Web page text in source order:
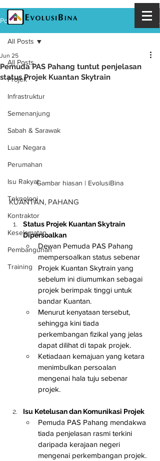
Post
All Posts
Projek
Infrastruktur
Semenanjung
Sabah & Sarawak
Luar Negara
Perumahan
Isu Rakyat
Teknologi
Kontraktor
Keselamatan
Pembangunan
Training
All Posts
Pemuda PAS Pahang tuntut penjelasan
status Projek Kuantan Skytrain
Jun 25
Gambar hiasan | EvolusiBina
KUANTAN, PAHANG
Status Projek Kuantan Skytrain
Dipersoalkan
Dewan Pemuda PAS Pahang
mempersoalkan status sebenar
Projek Kuantan Skytrain yang
sebelum ini diumumkan sebagai
projek berimpak tinggi untuk
bandar Kuantan.
Menurut kenyataan tersebut,
sehingga kini tiada
perkembangan fizikal yang jelas
dapat dilihat di tapak projek.
Ketiadaan kemajuan yang ketara
menimbulkan persoalan
mengenai hala tuju sebenar
projek.
Isu Ketelusan dan Komunikasi Projek
Pemuda PAS Pahang mendakwa
tiada penjelasan rasmi terkini
daripada kerajaan negeri
mengenai perkembangan projek.